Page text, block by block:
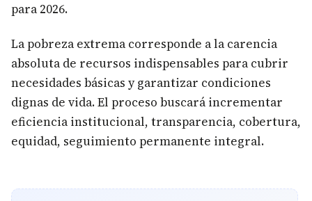
para 2026.
La pobreza extrema corresponde a la carencia
absoluta de recursos indispensables para cubrir
necesidades básicas y garantizar condiciones
dignas de vida. El proceso buscará incrementar
eficiencia institucional, transparencia, cobertura,
equidad, seguimiento permanente integral.